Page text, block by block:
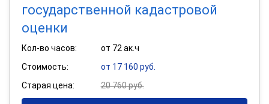
государственной кадастровой
оценки
Кол-во часов:
от 72 ак.ч
Стоимость:
от 17 160 руб.
Старая цена:
20 760 руб.